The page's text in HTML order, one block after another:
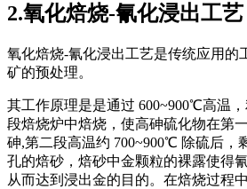
2.氧化焙烧-氰化浸出工艺
氧化焙烧-氰化浸出工艺是传统应用的
矿的预处理。
其工作原理是是通过 600~900℃高温
段焙烧炉中焙烧，使高砷硫化物在第
砷,第二段高温约 700~900℃ 除硫后，
孔的焙砂，焙砂中金颗粒的裸露使得
从而达到浸出金的目的。在焙烧过程